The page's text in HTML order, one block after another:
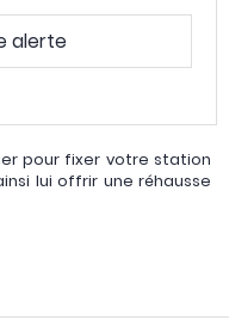
alerte
pour fixer votre station
lui offrir une réhausse